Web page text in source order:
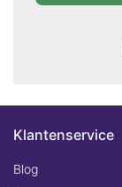
Klantenservice
Blog